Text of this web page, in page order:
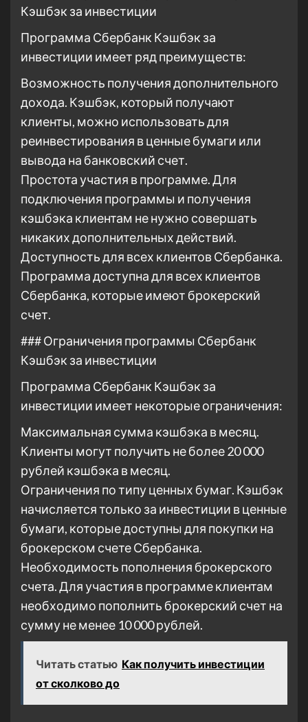
Кэшбэк за инвестиции
Программа Сбербанк Кэшбэк за
инвестиции имеет ряд преимуществ:
Возможность получения дополнительного
дохода. Кэшбэк, который получают
клиенты, можно использовать для
реинвестирования в ценные бумаги или
вывода на банковский счет.
Простота участия в программе. Для
подключения программы и получения
кэшбэка клиентам не нужно совершать
никаких дополнительных действий.
Доступность для всех клиентов Сбербанка.
Программа доступна для всех клиентов
Сбербанка, которые имеют брокерский
счет.
### Ограничения программы Сбербанк
Кэшбэк за инвестиции
Программа Сбербанк Кэшбэк за
инвестиции имеет некоторые ограничения:
Максимальная сумма кэшбэка в месяц.
Клиенты могут получить не более 20 000
рублей кэшбэка в месяц.
Ограничения по типу ценных бумаг. Кэшбэк
начисляется только за инвестиции в ценные
бумаги, которые доступны для покупки на
брокерском счете Сбербанка.
Необходимость пополнения брокерского
счета. Для участия в программе клиентам
необходимо пополнить брокерский счет на
сумму не менее 10 000 рублей.
Читать статью Как получить инвестиции
от сколково до